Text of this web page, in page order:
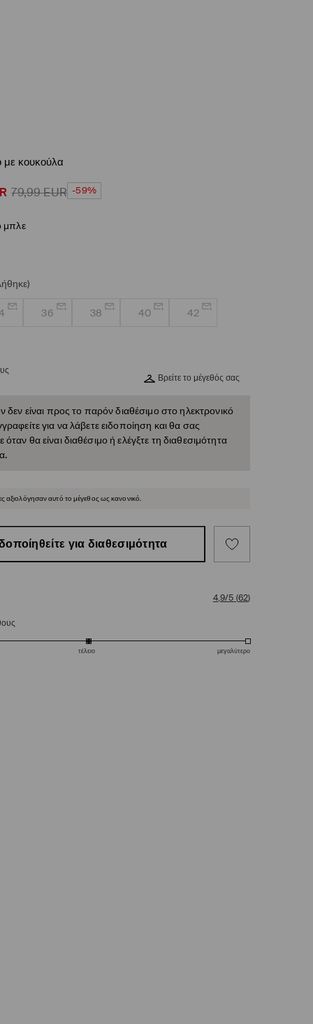
με κουκούλα
79,99EUR -59%
μπλε
36 38 40 42
Βρείτε το μέγεθός σας
δεν είναι προς το παρόν διαθέσιμο στο ηλεκτρονικό
για να λάβετε ειδοποίηση και θα σας
θα είναι διαθέσιμο ή ελέγξτε τη διαθεσιμότητα
αξιολόγησαν αυτό το μέγεθος ως κανονικό.
για διαθεσιμότητα
4,9/5 (62)
τέλειο μεγαλύτερο